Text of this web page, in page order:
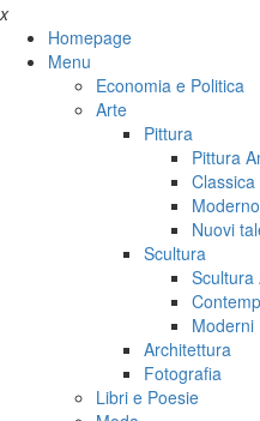
x
Homepage
Menu
Economia e Politica
Arte
Pittura
Pittura
Classica
Nuovi
Scultura
Scultura
Moderni
Architettura
Fotografia
Libri e Poesie